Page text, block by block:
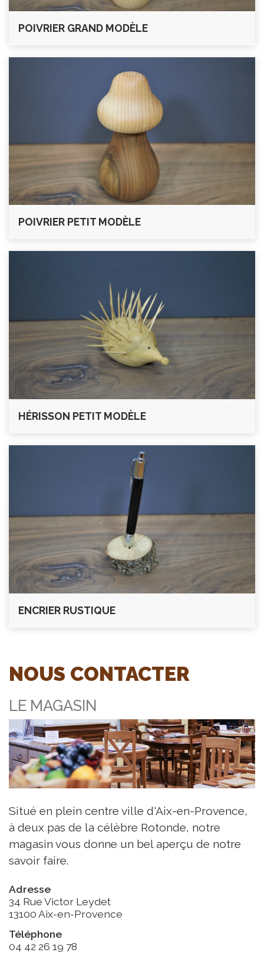
POIVRIER GRAND MODÈLE
POIVRIER PETIT MODÈLE
HÉRISSON PETIT MODÈLE
ENCRIER RUSTIQUE
NOUS CONTACTER
LE MAGASIN
Situé en plein centre ville d'Aix-en-Provence,
à deux pas de la célèbre Rotonde, notre
magasin vous donne un bel aperçu de notre
savoir faire.
Adresse
34 Rue Victor Leydet
13100 Aix-en-Provence
Téléphone
04 42 26 19 78